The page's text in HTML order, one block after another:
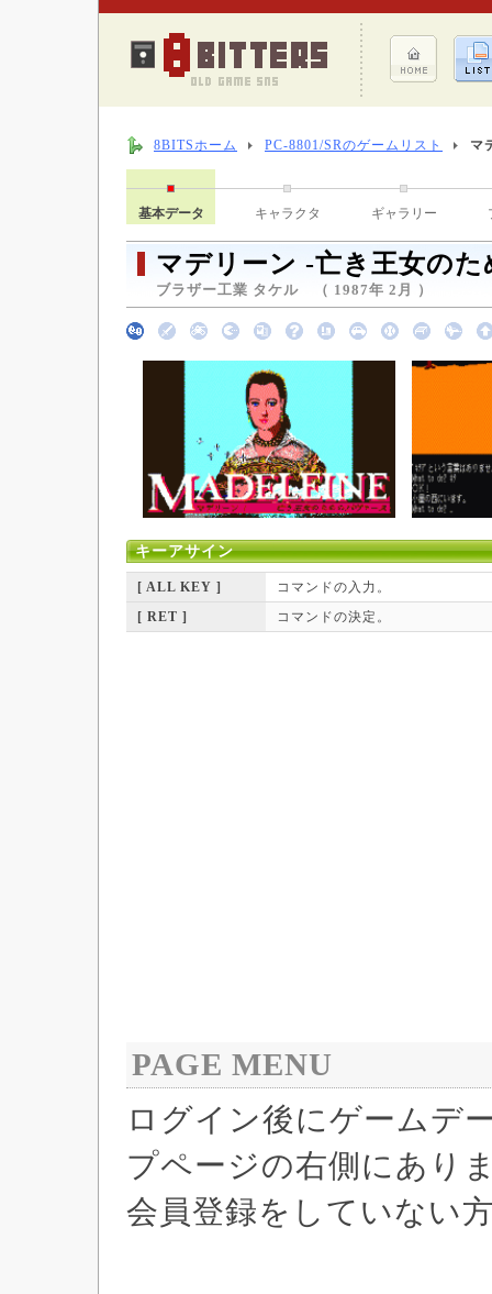
8BITSホーム PC-8801/SRのゲームリスト マ
基本データ キャラクタ ギャラリー
マデリーン -亡き王女の
ブラザー工業 タケル （ 1987年 2月 ）
キーアサイン
[ ALL KEY ]
コマンドの入力。
[ RET ]
コマンドの決定。
PAGE MENU
ログイン後にゲームデ
プページの右側にあり
会員登録をしていない